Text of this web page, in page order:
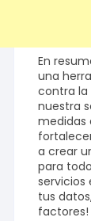
En
una
contra la
nuestra
medidas
a crear
para
servicios
tus
factores!